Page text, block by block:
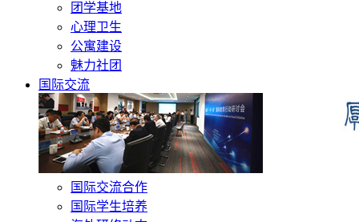
团学基地
心理卫生
公寓建设
魅力社团
国际交流
国际交流合作
国际学生培养